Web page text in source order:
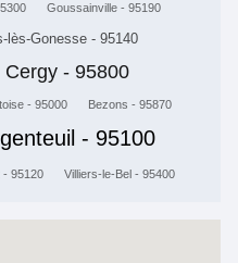
Goussainville - 95190
lès-Gonesse - 95140
Cergy - 95800
- 95000 Bezons - 95870
- 95100
- 95120 Villiers-le-Bel - 95400